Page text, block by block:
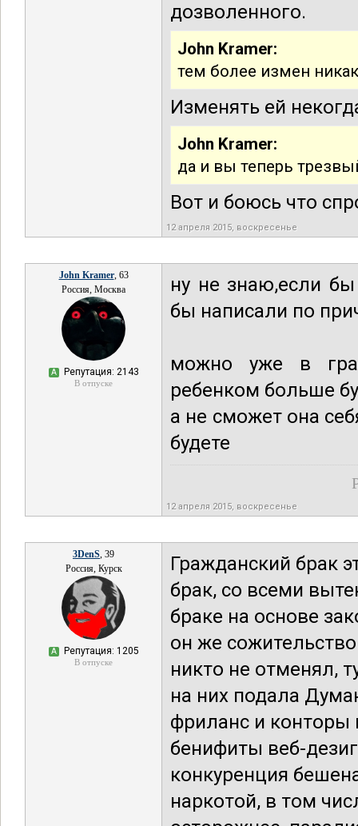
дозволенного.
John Kramer:
тем более измен
Изменять ей
John Kramer:
да и вы теперь
Вот и боюсь что
12 апреля 2015, воскресенье
John Kramer, 63
Россия, Москва
А Репутация: 2143
В отпуске
ну не знаю,если
бы написали по
можно уже в
ребенком больше
a не сможет она
будете
12 апреля 2015, воскресенье
3DenS, 39
Россия, Курск
А Репутация: 1205
В отпуске
Гражданский брак
брак, со всеми
браке на основе
он же
никто не отменял,
на них подала
фриланс и конторы
бенифиты веб-
конкуренция
наркотой, в том